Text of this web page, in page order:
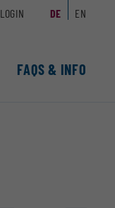
FAQS & INFO
LOGIN DE EN